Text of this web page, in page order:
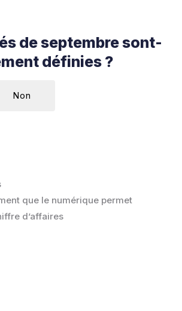
de septembre sont-
définies ?
Non
que le numérique permet
d’affaires